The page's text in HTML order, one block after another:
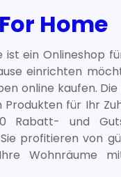
Home
ist ein Onlineshop
einrichten
online kaufen.
für Ihr
Rabatt- und
profitieren von
Wohnräume